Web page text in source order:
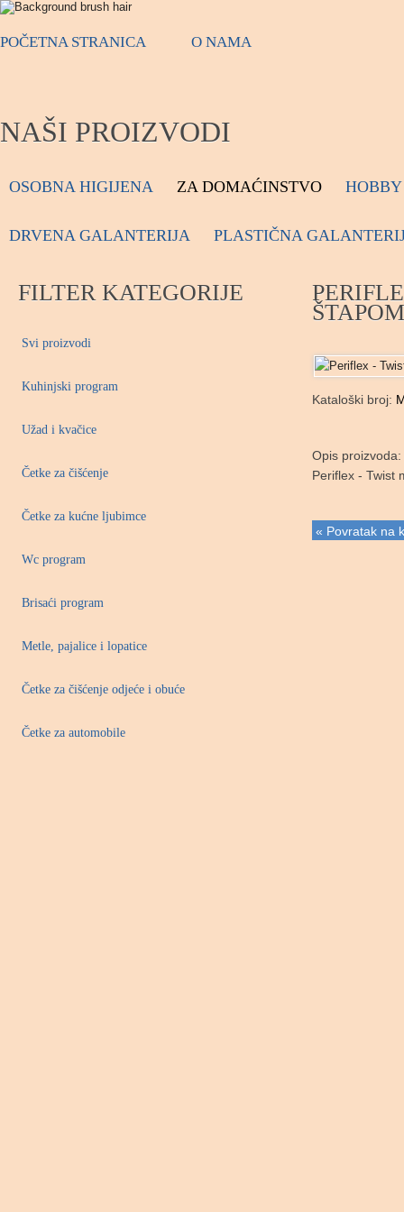
POČETNA STRANICA O NAMA
NAŠI PROIZVODI
OSOBNA HIGIJENA ZA DOMAĆINSTVO
DRVENA GALANTERIJA PLASTIČNA
FILTER KATEGORIJE
Svi proizvodi
Kuhinjski program
Užad i kvačice
Četke za čišćenje
Četke za kućne ljubimce
Wc program
Brisaći program
Metle, pajalice i lopatice
Četke za čišćenje odjeće i obuće
Četke za automobile
ŠTAPOM
Kataloški broj:
Opis proizvoda:
Periflex - Twist
« Povratak na